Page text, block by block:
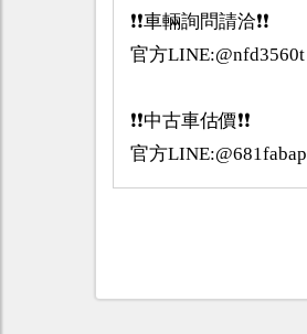
❗️❗️車輛詢問請洽❗️❗️
官方LINE:@nfd3560t
❗️❗️中古車估價❗️❗️
官方LINE:@681fabap